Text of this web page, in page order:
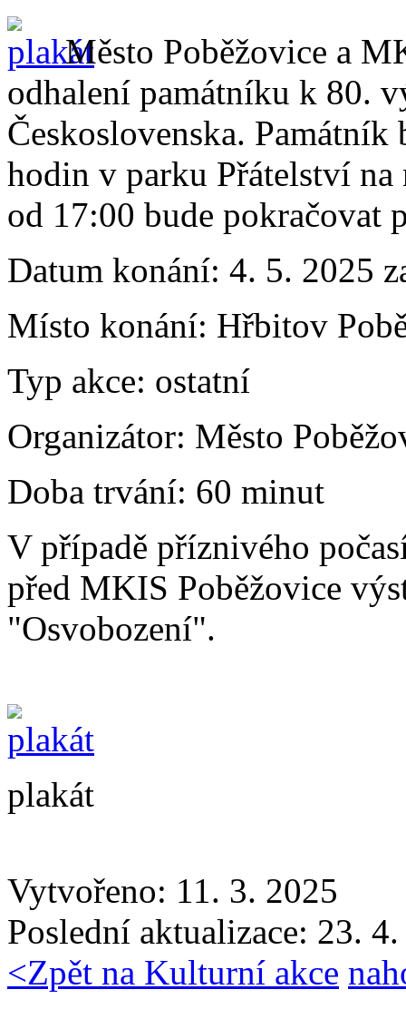
Město Poběžovice a
odhalení památníku k 80.
Československa.
hodin v parku Přátelství
od 17:00 bude pokračovat
Datum konání: 4. 5. 2025
Místo konání: Hřbitov
Typ akce: ostatní
Organizátor: Město
Doba trvání: 60 minut
V případě příznivého
před MKIS Poběžovice
"Osvobození".
plakát
Vytvořeno: 11. 3. 2025
Poslední aktualizace: 23.
<Zpět na Kulturní akce